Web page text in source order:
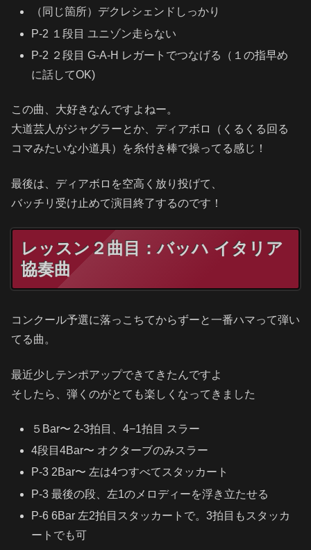
（同じ箇所）デクレシェンドしっかり
P-2 １段目 ユニゾン走らない
P-2 ２段目 G-A-H レガートでつなげる（１の指早め
に話してOK)
この曲、大好きなんですよねー。
大道芸人がジャグラーとか、ディアボロ（くるくる回る
コマみたいな小道具）を糸付き棒で操ってる感じ！
最後は、ディアボロを空高く放り投げて、
バッチリ受け止めて演目終了するのです！
レッスン２曲目：バッハ イタリア
協奏曲
コンクール予選に落っこちてからずーと一番ハマって弾い
てる曲。
最近少しテンポアップできてきたんですよ
そしたら、弾くのがとても楽しくなってきました
５Bar〜 2-3拍目、4−1拍目 スラー
4段目4Bar〜 オクターブのみスラー
P-3 2Bar〜 左は4つすべてスタッカート
P-3 最後の段、左1のメロディーを浮き立たせる
P-6 6Bar 左2拍目スタッカートで。3拍目もスタッカ
ートでも可